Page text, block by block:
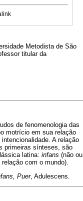
Metodista de São
titular da
de fenomenologia das
motrício em sua relação
A relação
primeiras sínteses, são
latina: infans (não ou
com o mundo).
Puer, Adulescens.